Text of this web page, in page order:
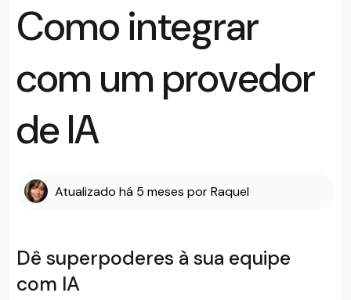
Como integrar
com um provedor
de IA
Atualizado há 5 meses porRaquel
Dê superpoderes à sua equipe
com IA